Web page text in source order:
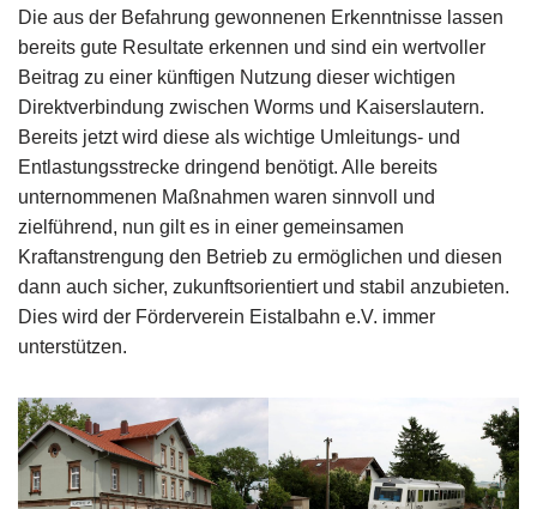
Die aus der Befahrung gewonnenen Erkenntnisse lassen
bereits gute Resultate erkennen und sind ein wertvoller
Beitrag zu einer künftigen Nutzung dieser wichtigen
Direktverbindung zwischen Worms und Kaiserslautern.
Bereits jetzt wird diese als wichtige Umleitungs- und
Entlastungsstrecke dringend benötigt. Alle bereits
unternommenen Maßnahmen waren sinnvoll und
zielführend, nun gilt es in einer gemeinsamen
Kraftanstrengung den Betrieb zu ermöglichen und diesen
dann auch sicher, zukunftsorientiert und stabil anzubieten.
Dies wird der Förderverein Eistalbahn e.V. immer
unterstützen.